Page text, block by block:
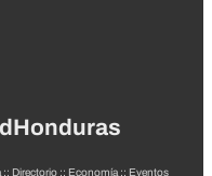
:: Directorio :: Economía :: Eventos